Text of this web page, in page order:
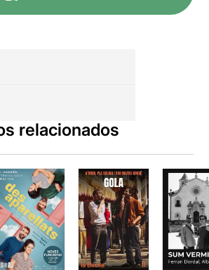
relacionados